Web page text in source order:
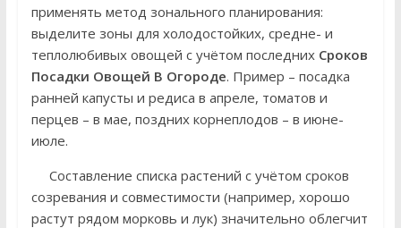
применять метод зонального планирования:
выделите зоны для холодостойких, средне- и
теплолюбивых овощей с учётом последних Сроков
Посадки Овощей В Огороде. Пример – посадка
ранней капусты и редиса в апреле, томатов и
перцев – в мае, поздних корнеплодов – в июне-
июле.
Составление списка растений с учётом сроков
созревания и совместимости (например, хорошо
растут рядом морковь и лук) значительно облегчит